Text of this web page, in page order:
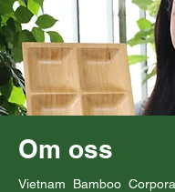
Om oss
Vietnam Bamboo